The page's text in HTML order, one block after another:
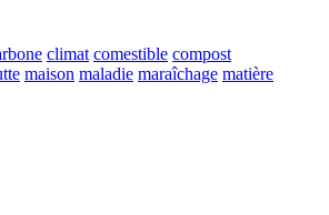
climat comestible compost
maison maladie maraîchage matière